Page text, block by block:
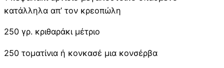
κατάλληλα απ’ τον κρεοπώλη
250 γρ. κριθαράκι μέτριο
250 τοματίνια ή κονκασέ μια κονσέρβα